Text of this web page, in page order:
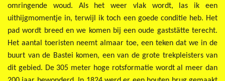
omringende woud. Als het weer vlak wordt, las ik een
uithijgmomentje in, terwijl ik toch een goede conditie heb. Het
pad wordt breed en we komen bij een oude gaststätte terecht.
Het aantal toeristen neemt almaar toe, een teken dat we in de
buurt van de Bastei komen, een van de grote trekpleisters van
dit gebied. De 305 meter hoge rotsformatie wordt al meer dan